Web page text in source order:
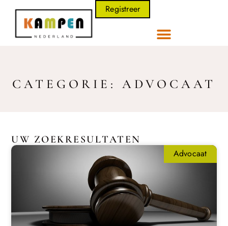
Registreer
CATEGORIE: ADVOCAAT
UW ZOEKRESULTATEN
Advocaat